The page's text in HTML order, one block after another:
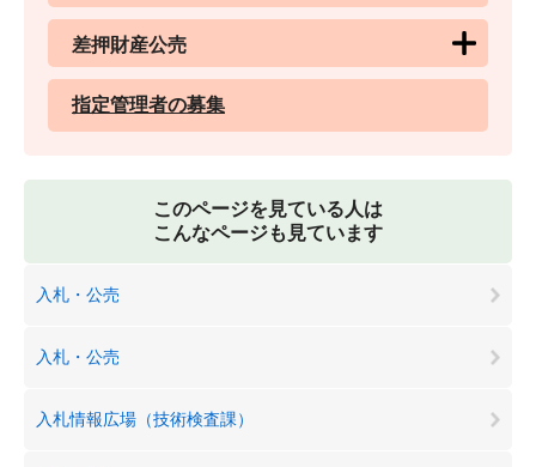
差押財産公売
指定管理者の募集
このページを見ている人は
こんなページも見ています
入札・公売
入札・公売
入札情報広場（技術検査課）